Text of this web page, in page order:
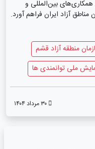
بین‌المللی و
آزاد ایران فراهم آورد.
منطقه آزاد قشم
ملی توانمندی ها